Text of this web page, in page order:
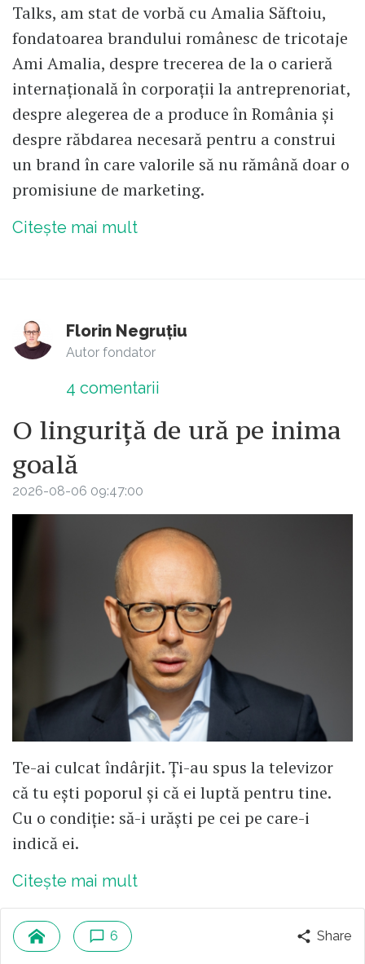
Talks, am stat de vorbă cu Amalia Săftoiu,
fondatoarea brandului românesc de tricotaje
Ami Amalia, despre trecerea de la o carieră
internațională în corporații la antreprenoriat,
despre alegerea de a produce în România și
despre răbdarea necesară pentru a construi
un brand în care valorile să nu rămână doar o
promisiune de marketing.
Citește mai mult
Florin Negruțiu
Autor fondator
4 comentarii
O linguriță de ură pe inima
goală
2026-08-06 09:47:00
Te-ai culcat îndârjit. Ți-au spus la televizor
că tu ești poporul și că ei luptă pentru tine.
Cu o condiție: să-i urăști pe cei pe care-i
indică ei.
Citește mai mult
6 Share